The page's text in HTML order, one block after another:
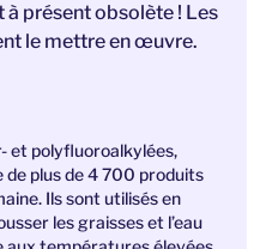
présent obsolète ! Les
le mettre en œuvre.
et polyfluoroalkylées,
plus de 4 700 produits
Ils sont utilisés en
les graisses et l’eau